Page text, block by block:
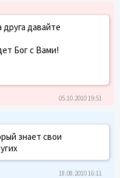
друга давайте
Бог с Вами!
05.10.2010 19:51
знает свои
18.08.2010 16:11